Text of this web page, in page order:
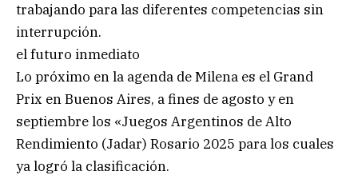
trabajando para las diferentes competencias sin
interrupción.
el futuro inmediato
Lo próximo en la agenda de Milena es el Grand
Prix en Buenos Aires, a fines de agosto y en
septiembre los «Juegos Argentinos de Alto
Rendimiento (Jadar) Rosario 2025 para los cuales
ya logró la clasificación.